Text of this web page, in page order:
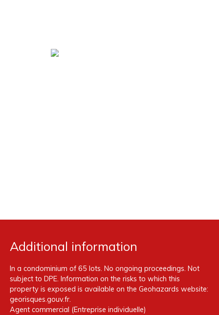
Additional information
In a condominium of 65 lots. No ongoing proceedings. Not
subject to DPE. Information on the risks to which this
property is exposed is available on the Geohazards website:
georisques.gouv.fr.
Agent commercial (Entreprise individuelle)